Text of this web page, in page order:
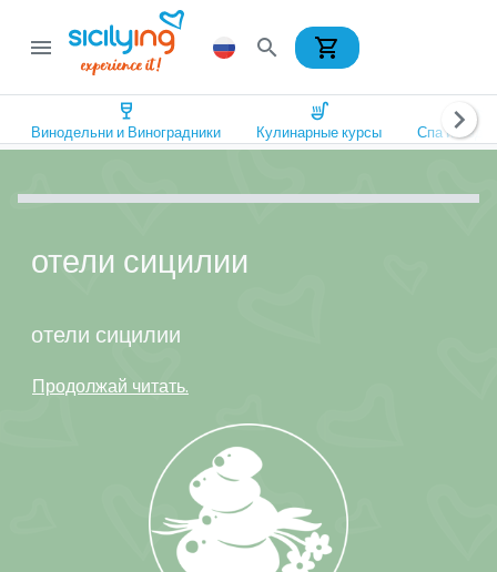
menu search shopping_cart
wine_bar
Винодельни и Виноградники
soup_kitchen
Кулинарные курсы
spa
Спа иchevron_right
отели сицилии
отели сицилии
Продолжай читать.